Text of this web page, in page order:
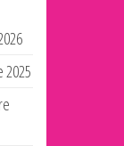
2025